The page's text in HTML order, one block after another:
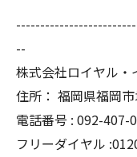
--
株式会社ロイヤル・
住所： 福岡県福岡
電話番号 : 092-407-
フリーダイヤル